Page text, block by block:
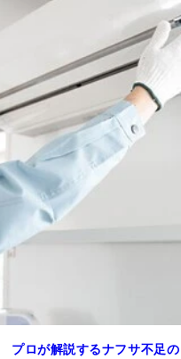
プロが解説するナフサ不足の